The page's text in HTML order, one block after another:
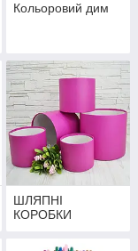
Кольоровий дим
ШЛЯПНІ
КОРОБКИ